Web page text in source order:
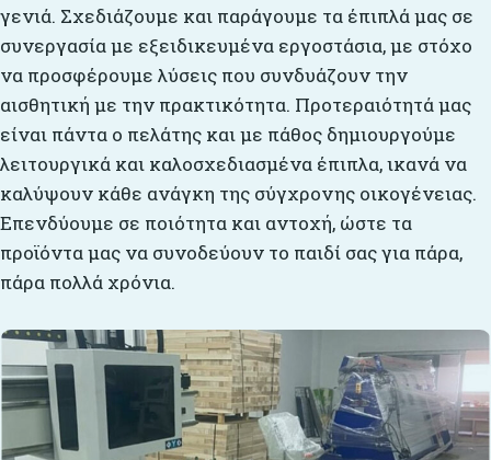
γενιά. Σχεδιάζουμε και παράγουμε τα έπιπλά μας σε
συνεργασία με εξειδικευμένα εργοστάσια, με στόχο
να προσφέρουμε λύσεις που συνδυάζουν την
αισθητική με την πρακτικότητα. Προτεραιότητά μας
είναι πάντα ο πελάτης και με πάθος δημιουργούμε
λειτουργικά και καλοσχεδιασμένα έπιπλα, ικανά να
καλύψουν κάθε ανάγκη της σύγχρονης οικογένειας.
Επενδύουμε σε ποιότητα και αντοχή, ώστε τα
προϊόντα μας να συνοδεύουν το παιδί σας για πάρα,
πάρα πολλά χρόνια.